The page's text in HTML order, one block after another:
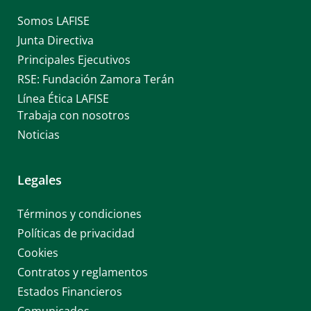
Multi ATM LAFISE
Chatbot Lia
Envío Veloz
LAFISEid
Telepagos
Transferencias Internacionales vía ACH
PagaNet
Plan pyme
Seguros
Somos LAFISE
Junta Directiva
Principales Ejecutivos
RSE: Fundación Zamora Terán
Línea Ética LAFISE
Trabaja con nosotros
Noticias
Legales
Términos y condiciones
Políticas de privacidad
Cookies
Contratos y reglamentos
Estados Financieros